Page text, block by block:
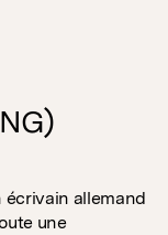
écrivain allemand
une